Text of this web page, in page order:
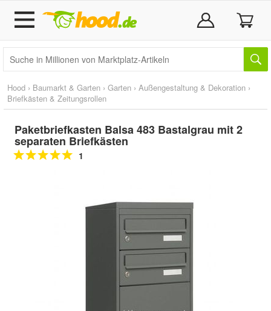
Hood › Baumarkt & Garten › Garten › Außengestaltung & Dekoration ›
Briefkästen & Zeitungsrollen
Paketbriefkasten Balsa 483 Bastalgrau mit 2
separaten Briefkästen
1